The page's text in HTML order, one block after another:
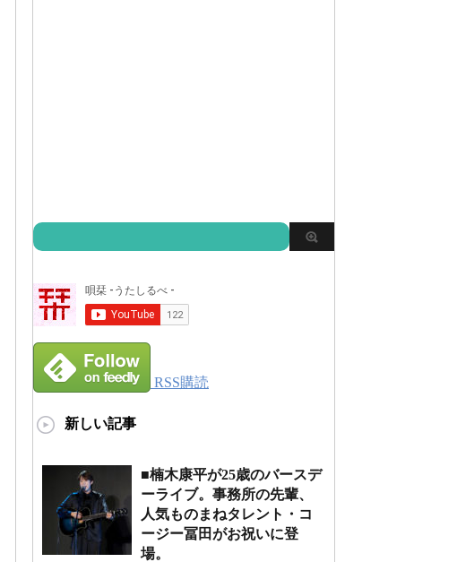
RSS購読
新しい記事
■楠木康平が25歳のバースデ
ーライブ。事務所の先輩、
人気ものまねタレント・コ
ージー冨田がお祝いに登
場。